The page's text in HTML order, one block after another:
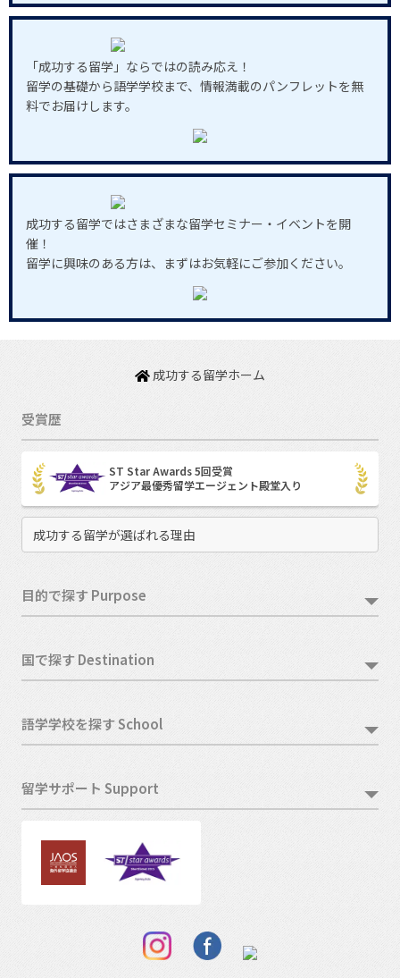
「成功する留学」ならではの読み応え！
留学の基礎から語学学校まで、情報満載のパンフレットを無
料でお届けします。
成功する留学ではさまざまな留学セミナー・イベントを開
催！
留学に興味のある方は、まずはお気軽にご参加ください。
成功する留学ホーム
受賞歴
ST Star Awards 5回受賞
アジア最優秀留学エージェント殿堂入り
成功する留学が選ばれる理由
目的で探す Purpose
国で探す Destination
語学学校を探す School
留学サポート Support